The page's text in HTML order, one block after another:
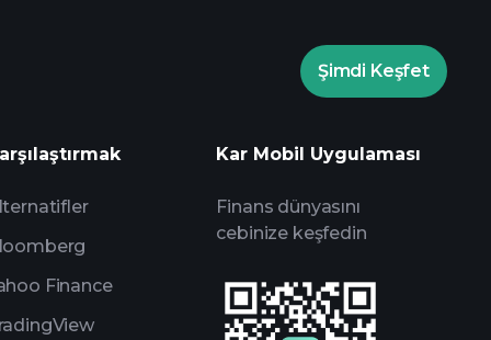
Playtrade Turnuvalarında
yapay zeka destekli günlük piyasa
Milyarder Portföylerini
Şimdi Keşfet
Finance
Kar Mobil Uygulaması
Finans dünyasını
cebinize keşfedin